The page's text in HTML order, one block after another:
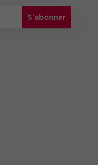
S'abonner